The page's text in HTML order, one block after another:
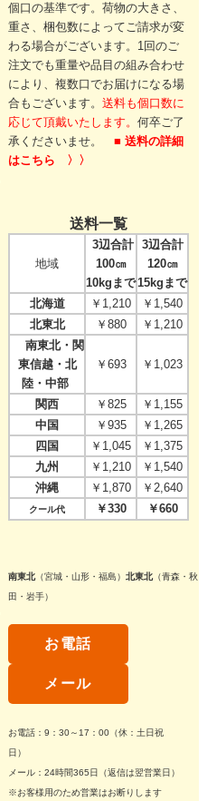
個口の基準です。荷物の大きさ、
重さ、梱包数によってご請求が変
わる場合がございます。 1回のご
注文でも重量や品目の組み合わせ
により、複数口でお届けになる場
合もございます。送料も個口数に
応じて頂戴いたします。何卒ご了
承くださいませ。■ 送料の詳細
はこちら 〉〉
送料一覧
地域
3辺合計
100㎝
10kgまで
3辺合計
120㎝
15kgまで
北海道
￥1,210
￥1,540
北東北
￥880
￥1,210
南東北・関
東信越・北
陸・中部
￥693 ￥1,023
関西 ￥825
￥1,155
中国
￥935
￥1,265
四国
￥1,045
￥1,375
九州
￥1,210
￥1,540
沖縄
￥1,870 ￥2,640
クール代 ￥330 ￥660
南東北（宮城・山形・福島）北東北（青森・秋
田・岩手）
お電話
メール
お電話：9：30～17：00（休：土日祝
日）
メール：24時間365日（返信は翌営業日）
※お客様用のため営業はお断りします